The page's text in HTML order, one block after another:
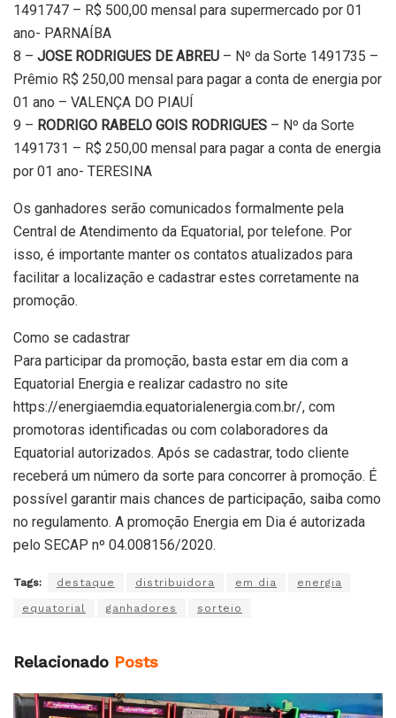
1491747 – R$ 500,00 mensal para supermercado por 01
ano- PARNAÍBA
8 – JOSE RODRIGUES DE ABREU – Nº da Sorte 1491735 –
Prêmio R$ 250,00 mensal para pagar a conta de energia por
01 ano – VALENÇA DO PIAUÍ
9 – RODRIGO RABELO GOIS RODRIGUES – Nº da Sorte
1491731 – R$ 250,00 mensal para pagar a conta de energia
por 01 ano- TERESINA
Os ganhadores serão comunicados formalmente pela
Central de Atendimento da Equatorial, por telefone. Por
isso, é importante manter os contatos atualizados para
facilitar a localização e cadastrar estes corretamente na
promoção.
Como se cadastrar
Para participar da promoção, basta estar em dia com a
Equatorial Energia e realizar cadastro no site
https://energiaemdia.equatorialenergia.com.br/, com
promotoras identificadas ou com colaboradores da
Equatorial autorizados. Após se cadastrar, todo cliente
receberá um número da sorte para concorrer à promoção. É
possível garantir mais chances de participação, saiba como
no regulamento. A promoção Energia em Dia é autorizada
pelo SECAP nº 04.008156/2020.
Tags: destaque distribuidora em dia energia
equatorial ganhadores sorteio
Relacionado Posts